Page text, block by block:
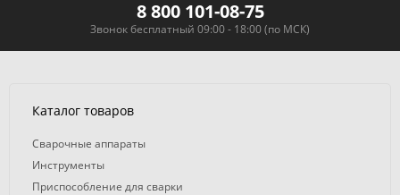
8 800 101-08-75
Звонок бесплатный 09:00 - 18:00 (по МСК)
Каталог товаров
Сварочные аппараты
Инструменты
Приспособление для сварки